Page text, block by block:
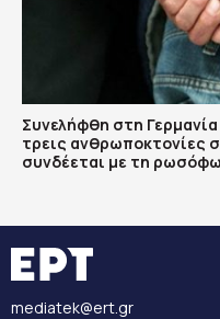
Συνελήφθη στη
τρεις ανθρωποκτονίες
συνδέεται με τη
mediatek@ert.gr